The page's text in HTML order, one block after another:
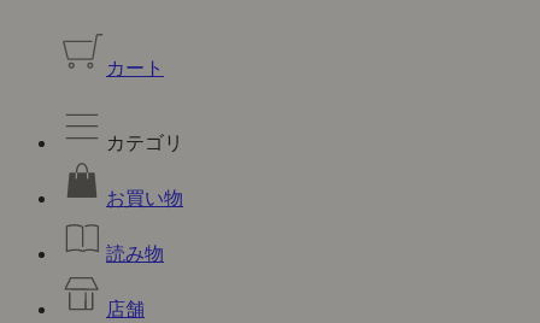
カート
カテゴリ
お買い物
読み物
店舗